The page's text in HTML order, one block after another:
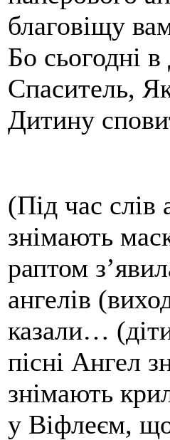
благовіщу
Бо сьогодні
Спаситель,
Дитину
(Під час слів
знімають
раптом
ангелів
казали…
пісні Ангел
знімають
у Віфлеєм,